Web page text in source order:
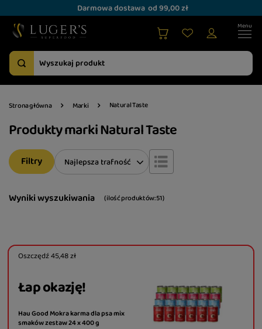
Darmowa dostawa od 99,00 zł
Strona główna Marki Natural Taste
Produkty marki Natural Taste
Wyniki wyszukiwania ( ilość produktów:51)
Zmień sortowanie
Najlepsza trafność
Filtry
Oszczędź45,48 zł
Łap okazję!
Hau Good Mokra karma dla psa mix
smaków zestaw 24 x 400 g